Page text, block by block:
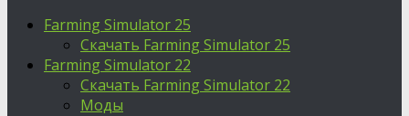
Farming Simulator 25
Скачать Farming Simulator 25
Farming Simulator 22
Скачать Farming Simulator 22
Моды